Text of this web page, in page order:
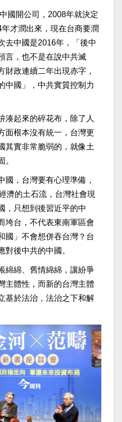
國開公司，2008年就決定
年才潤出來，現在台商要潤
去中國是2016年，「後中
言，也不是在說中共滅
財政連續二年出現赤字，
中國」，中共實質控制力
湊起來的碎花布，除了人
面根本沒有統一，台灣更
其實非常脆弱的，就像土
。
國，台灣要有心理準備，
濟的土石流，台灣社會現
，只想到後習近平的中
垮台，不代表東南軍區會
國」不會想併吞台灣？台
對後中共的中國。
綿綿、舊情綿綿，讓紛爭
主體性，而新的台灣主體
基於法治，法治之下和解